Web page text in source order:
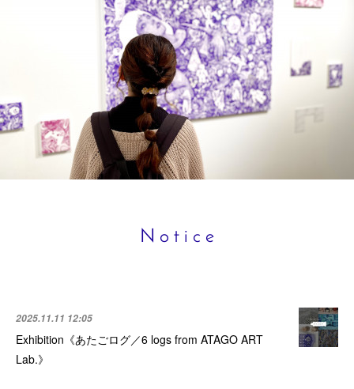
N o t i c e
2025.11.11 12:05
Exhibition《あたごログ／6 logs from ATAGO ART
Lab.》